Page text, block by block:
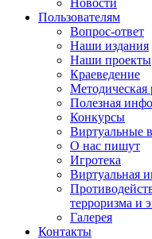
Новости
Пользователям
Вопрос-ответ
Наши издания
Наши проекты
Краеведение
Методическая
Полезная
Конкурсы
Виртуальные
О нас пишут
Игротека
Виртуальная
терроризма и
Галерея
Контакты